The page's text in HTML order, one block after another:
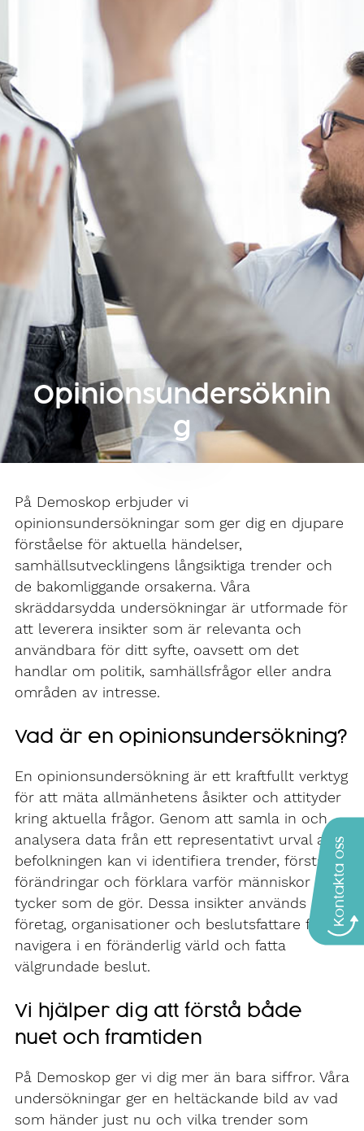
Kontakta oss
Opinionsundersöknin
g
På Demoskop erbjuder vi
opinionsundersökningar som ger dig en djupare
förståelse för aktuella händelser,
samhällsutvecklingens långsiktiga trender och
de bakomliggande orsakerna. Våra
skräddarsydda undersökningar är utformade för
att leverera insikter som är relevanta och
användbara för ditt syfte, oavsett om det
handlar om politik, samhällsfrågor eller andra
områden av intresse.
Vad är en opinionsundersökning?
En opinionsundersökning är ett kraftfullt verktyg
för att mäta allmänhetens åsikter och attityder
kring aktuella frågor. Genom att samla in och
analysera data från ett representativt urval av
befolkningen kan vi identifiera trender, förstå
förändringar och förklara varför människor
tycker som de gör. Dessa insikter används av
företag, organisationer och beslutsfattare för att
navigera i en föränderlig värld och fatta
välgrundade beslut.
Vi hjälper dig att förstå både
nuet och framtiden
På Demoskop ger vi dig mer än bara siffror. Våra
undersökningar ger en heltäckande bild av vad
som händer just nu och vilka trender som